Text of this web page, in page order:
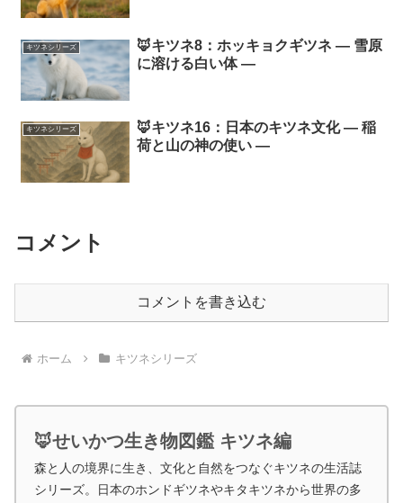
キツネシリーズ
🦊キツネ8：ホッキョクギツネ ― 雪原
に溶ける白い体 ―
キツネシリーズ
🦊キツネ16：日本のキツネ文化 ― 稲
荷と山の神の使い ―
コメント
コメントを書き込む
ホーム キツネシリーズ
🦊せいかつ生き物図鑑 キツネ編
森と人の境界に生き、文化と自然をつなぐキツネの生活誌
シリーズ。日本のホンドギツネやキタキツネから世界の多